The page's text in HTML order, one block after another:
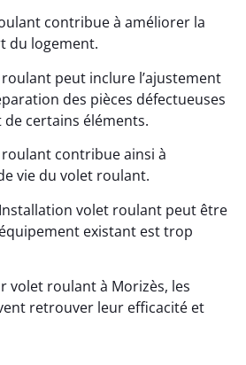
contribue à améliorer la
du logement.
peut inclure l’ajustement
des pièces défectueuses
certains éléments.
contribue ainsi à
vie du volet roulant.
volet roulant peut être
existant est trop
volet roulant à Morizès, les
retrouver leur efficacité et